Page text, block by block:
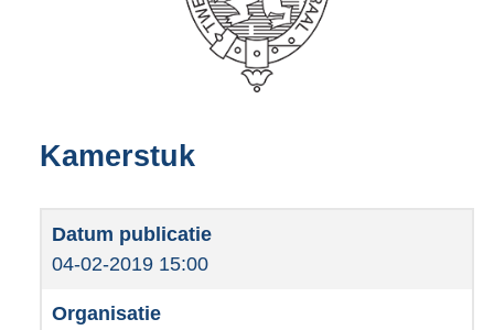
Kamerstuk
04-02-2019 15:00